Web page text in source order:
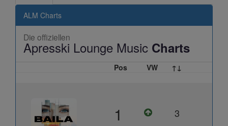
ALM Charts
Die offiziellen
Apresski Lounge Music Charts
Pos VW ↑↓
1 3